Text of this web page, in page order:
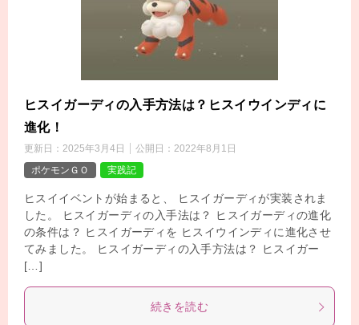
ヒスイガーディの入手方法は？ヒスイウインディに
進化！
更新日： 2025年3月4日 公開日： 2022年8月1日
ポケモンＧＯ
実践記
ヒスイイベントが始まると、 ヒスイガーディが実装されま
した。 ヒスイガーディの入手法は？ ヒスイガーディの進化
の条件は？ ヒスイガーディを ヒスイウインディに進化させ
てみました。 ヒスイガーディの入手方法は？ ヒスイガー
[…]
続きを読む